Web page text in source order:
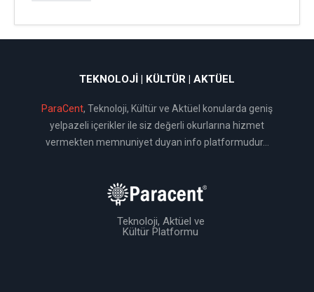
TEKNOLOJI | KÜLTÜR | AKTÜEL
ParaCent, Teknoloji, Kültür ve Aktüel konularda geniş
yelpazeli içerikler ile siz değerli okurlarına hizmet
vermekten memnuniyet duyan info platformudur...
Teknoloji, Aktüel ve
Kültür Platformu